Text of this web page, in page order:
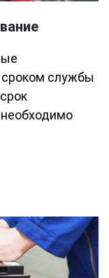
сроком службы
необходимо